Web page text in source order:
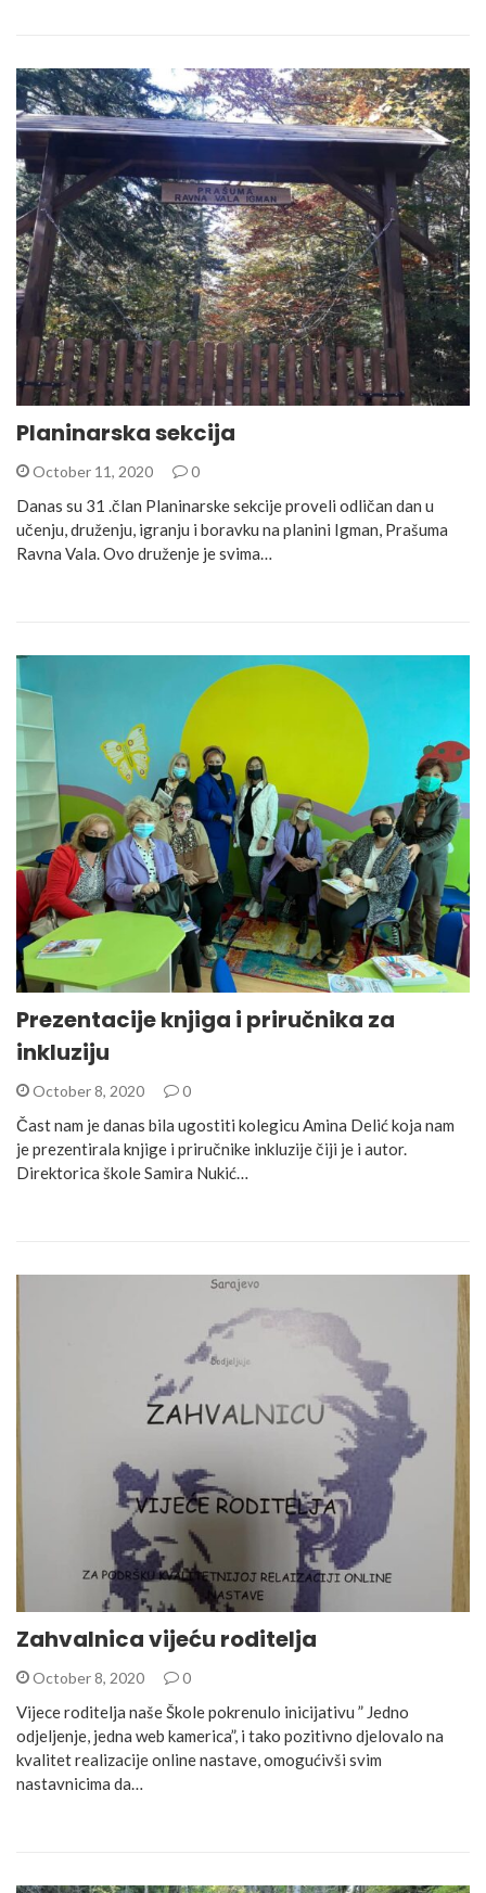
Planinarska sekcija
October 11, 2020 0
Danas su 31 .član Planinarske sekcije proveli odličan dan u
učenju, druženju, igranju i boravku na planini Igman, Prašuma
Ravna Vala. Ovo druženje je svima…
Prezentacije knjiga i priručnika za
inkluziju
October 8, 2020 0
Čast nam je danas bila ugostiti kolegicu Amina Delić koja nam
je prezentirala knjige i priručnike inkluzije čiji je i autor.
Direktorica škole Samira Nukić…
Zahvalnica vijeću roditelja
October 8, 2020 0
Vijece roditelja naše Škole pokrenulo inicijativu ” Jedno
odjeljenje, jedna web kamerica”, i tako pozitivno djelovalo na
kvalitet realizacije online nastave, omogućivši svim
nastavnicima da…